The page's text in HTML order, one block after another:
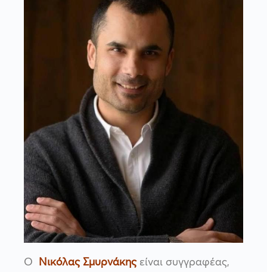
Ο Νικόλας Σμυρνάκηςείναι συγγραφέας,